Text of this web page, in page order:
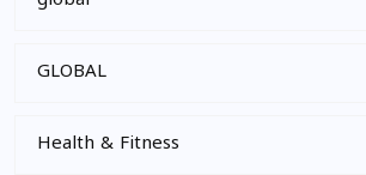
GLOBAL
Health & Fitness